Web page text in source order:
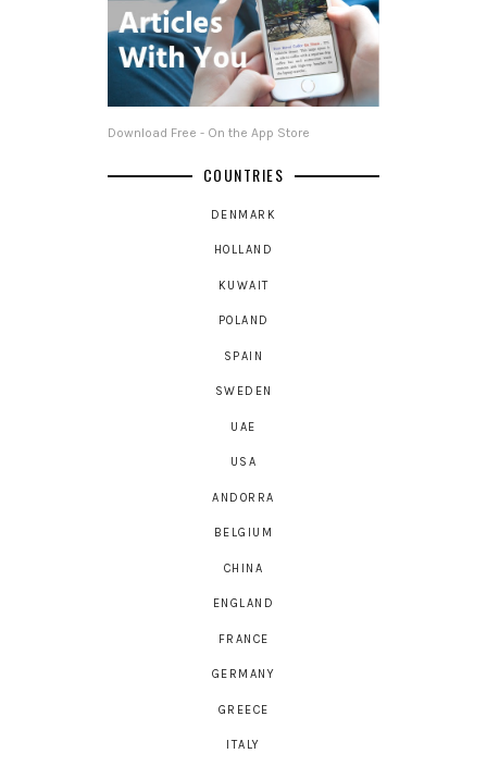
Download Free - On the App Store
COUNTRIES
DENMARK
HOLLAND
KUWAIT
POLAND
SPAIN
SWEDEN
UAE
USA
ANDORRA
BELGIUM
CHINA
ENGLAND
FRANCE
GERMANY
GREECE
ITALY